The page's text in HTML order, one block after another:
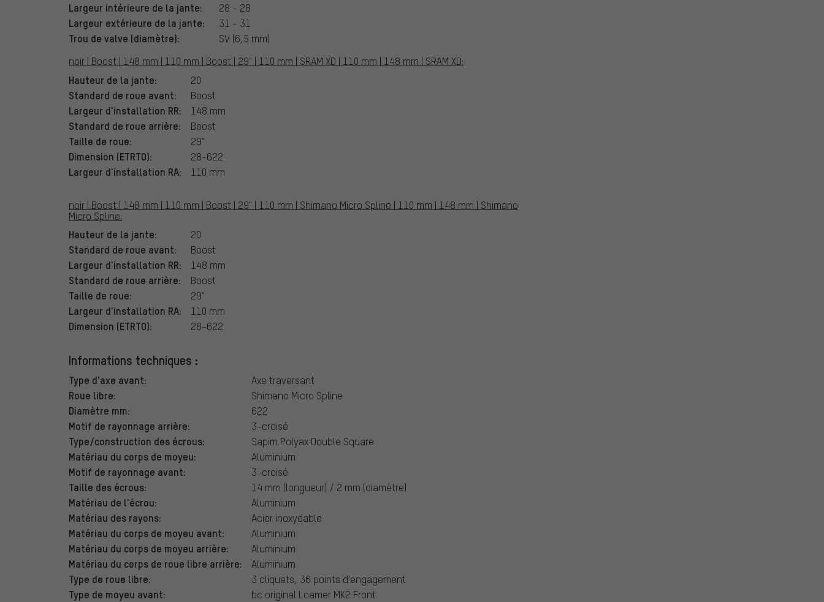
Largeur intérieure de la jante: 28 - 28
Largeur extérieure de la jante: 31 - 31
Trou de valve (diamètre):
SV (6,5 mm)
noir | Boost | 148 mm | 110 mm | Boost | 29" | 110 mm | SRAM XD | 110 mm | 148 mm | SRAM XD:
Hauteur de la jante: 20
Standard de roue avant: Boost
Largeur d'installation RR: 148 mm
Standard de roue arrière: Boost
Taille de roue: 29"
Dimension (ETRTO): 28-622
Largeur d'installation RA: 110 mm
noir | Boost | 148 mm | 110 mm | Boost | 29" | 110 mm | Shimano Micro Spline | 110 mm | 148 mm | Shimano
Micro Spline:
Hauteur de la jante: 20
Standard de roue avant: Boost
Largeur d'installation RR: 148 mm
Standard de roue arrière: Boost
Taille de roue: 29"
Largeur d'installation RA: 110 mm
Dimension (ETRTO): 28-622
Informations techniques :
Type d'axe avant: Axe traversant
Roue libre: Shimano Micro Spline
Diamètre mm: 622
Motif de rayonnage arrière: 3-croisé
Type/construction des écrous: Sapim Polyax Double Square
Matériau du corps de moyeu: Aluminium
Motif de rayonnage avant: 3-croisé
Taille des écrous: 14 mm (longueur) / 2 mm (diamètre)
Matériau de l'écrou: Aluminium
Matériau des rayons: Acier inoxydable
Matériau du corps de moyeu avant: Aluminium
Matériau du corps de moyeu arrière: Aluminium
Matériau du corps de roue libre arrière: Aluminium
Type de roue libre: 3 cliquets, 36 points d'engagement
Type de moyeu avant: bc original Loamer MK2 Front